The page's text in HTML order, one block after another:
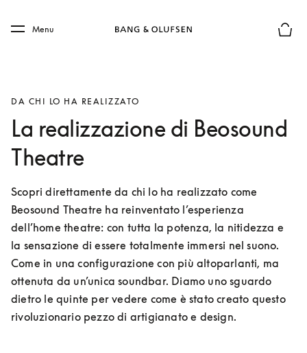
Skip to main footer
Menu
DA CHI LO HA REALIZZATO
La realizzazione di Beosound
Theatre
Scopri direttamente da chi lo ha realizzato come
Beosound Theatre ha reinventato l’esperienza
dell’home theatre: con tutta la potenza, la nitidezza e
la sensazione di essere totalmente immersi nel suono.
Come in una configurazione con più altoparlanti, ma
ottenuta da un’unica soundbar. Diamo uno sguardo
dietro le quinte per vedere come è stato creato questo
rivoluzionario pezzo di artigianato e design.